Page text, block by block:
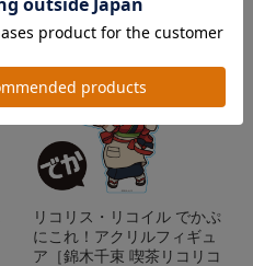
リコリス・リコイル でかぷ
にこれ！アクリルフィギュ
ア［錦木千束 喫茶リコリコ